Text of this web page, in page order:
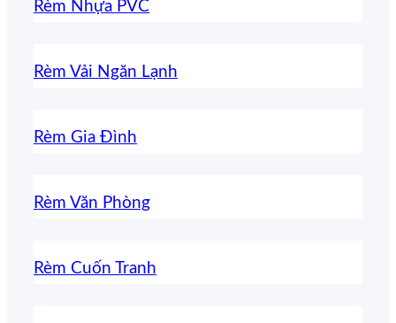
Rèm Nhựa PVC
Rèm Vải Ngăn Lạnh
Rèm Gia Đình
Rèm Văn Phòng
Rèm Cuốn Tranh